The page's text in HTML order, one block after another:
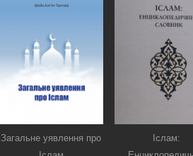
Загальне уявлення про
Іслам: